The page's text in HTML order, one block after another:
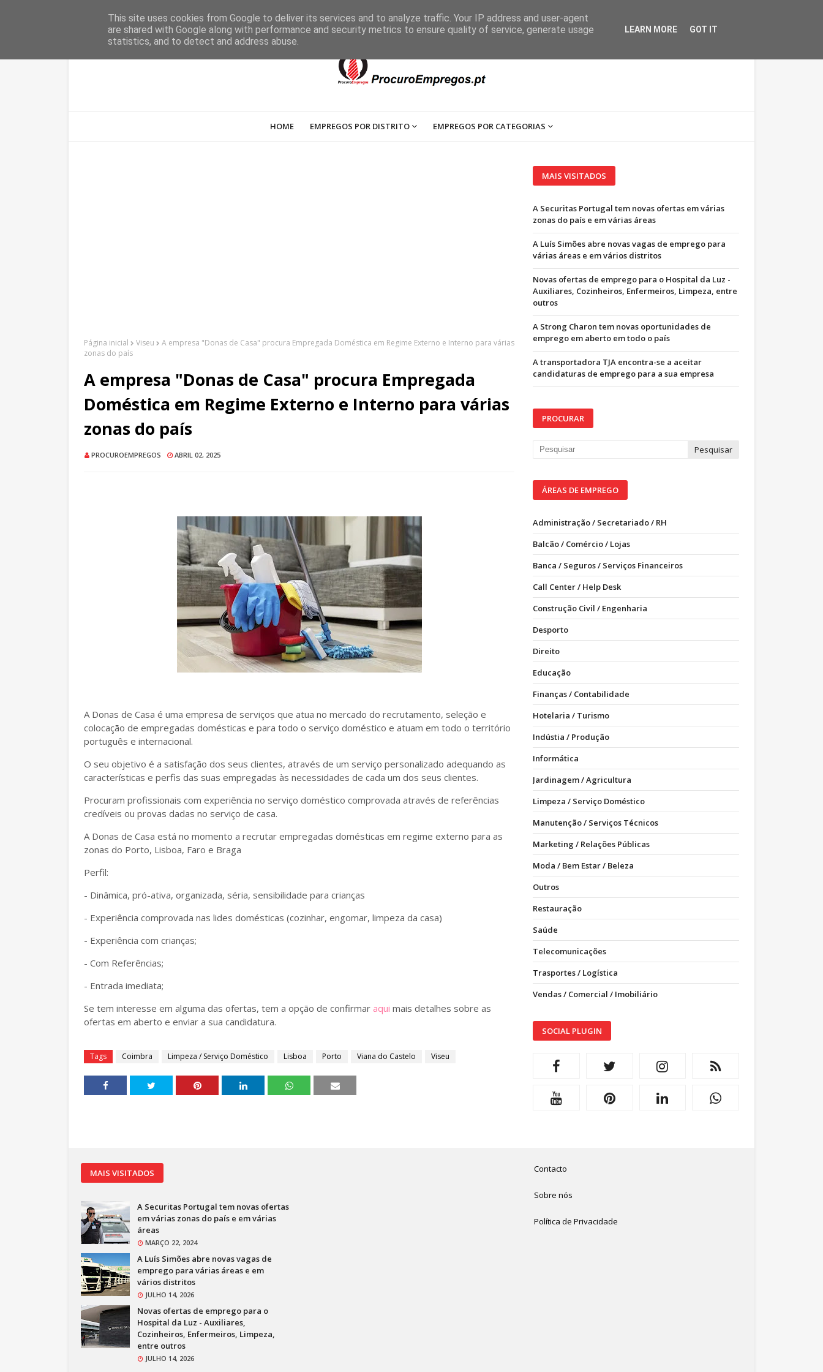
HOME EMPREGOS POR DISTRITO EMPREGOS POR CATEGORIAS
Página inicial Viseu
A empresa "Donas de Casa" procura Empregada Doméstica em Regime Externo e Interno para várias
zonas do país
A empresa "Donas de Casa" procura Empregada
Doméstica em Regime Externo e Interno para várias
zonas do país
PROCUROEMPREGOS ABRIL 02, 2025
A Donas de Casa é uma empresa de serviços que atua no mercado do recrutamento, seleção e
colocação de empregadas domésticas e para todo o serviço doméstico e atuam em todo o território
português e internacional.
O seu objetivo é a satisfação dos seus clientes, através de um serviço personalizado adequando as
características e perfis das suas empregadas às necessidades de cada um dos seus clientes.
Procuram profissionais com experiência no serviço doméstico comprovada através de referências
credíveis ou provas dadas no serviço de casa.
A Donas de Casa está no momento a recrutar empregadas domésticas em regime externo para as
zonas do Porto, Lisboa, Faro e Braga
Perfil:
- Dinâmica, pró-ativa, organizada, séria, sensibilidade para crianças
- Experiência comprovada nas lides domésticas (cozinhar, engomar, limpeza da casa)
- Experiência com crianças;
- Com Referências;
- Entrada imediata;
Se tem interesse em alguma das ofertas, tem a opção de confirmar aqui mais detalhes sobre as
ofertas em aberto e enviar a sua candidatura.
Tags Coimbra Limpeza / Serviço Doméstico Lisboa Porto Viana do Castelo Viseu
MAIS VISITADOS
A Securitas Portugal tem novas ofertas em várias
zonas do país e em várias áreas
A Luís Simões abre novas vagas de emprego para
várias áreas e em vários distritos
Novas ofertas de emprego para o Hospital da Luz -
Auxiliares, Cozinheiros, Enfermeiros, Limpeza, entre
outros
A Strong Charon tem novas oportunidades de
emprego em aberto em todo o país
A transportadora TJA encontra-se a aceitar
candidaturas de emprego para a sua empresa
PROCURAR
ÁREAS DE EMPREGO
Administração / Secretariado / RH
Balcão / Comércio / Lojas
Banca / Seguros / Serviços Financeiros
Call Center / Help Desk
Construção Civil / Engenharia
Desporto
Direito
Educação
Finanças / Contabilidade
Hotelaria / Turismo
Indústia / Produção
Informática
Jardinagem / Agricultura
Limpeza / Serviço Doméstico
Manutenção / Serviços Técnicos
Marketing / Relações Públicas
Moda / Bem Estar / Beleza
Outros
Restauração
Saúde
Telecomunicações
Trasportes / Logística
Vendas / Comercial / Imobiliário
SOCIAL PLUGIN
MAIS VISITADOS
A Securitas Portugal tem novas ofertas
em várias zonas do país e em várias
áreas
MARÇO 22, 2024
A Luís Simões abre novas vagas de
emprego para várias áreas e em
vários distritos
JULHO 14, 2026
Novas ofertas de emprego para o
Hospital da Luz - Auxiliares,
Cozinheiros, Enfermeiros, Limpeza,
entre outros
JULHO 14, 2026
Contacto
Sobre nós
Política de Privacidade
This site uses cookies from Google to deliver its services and to analyze traffic. Your IP address and user-agent
are shared with Google along with performance and security metrics to ensure quality of service, generate usage
statistics, and to detect and address abuse.
LEARN MORE GOT IT